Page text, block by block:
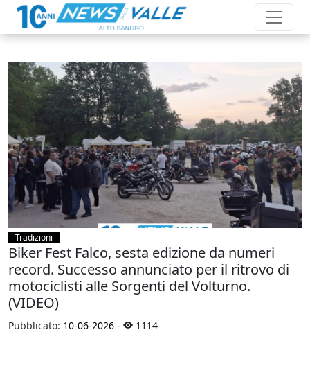
Tradizioni
Biker Fest Falco, sesta edizione da numeri
record. Successo annunciato per il ritrovo di
motociclisti alle Sorgenti del Volturno.
(VIDEO)
Pubblicato: 10-06-2026 - 1114